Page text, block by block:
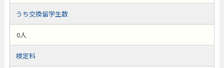
うち交換留学生数
0人
検定料